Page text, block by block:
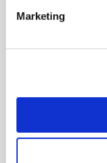
Marketing